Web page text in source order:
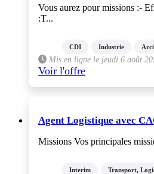
Vous aurez pour missions :-
:T...
CDI Industrie
Mis en ligne le jeudi 6 août
Voir l'offre
Agent Logistique avec
Missions Vos principales
Interim Transport,